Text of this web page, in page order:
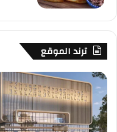
ترند الموقع